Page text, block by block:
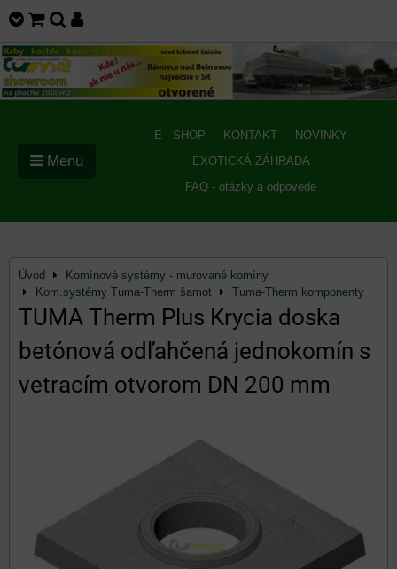
E - SHOP KONTAKT
NOVINKY
EXOTICKÁ ZÁHRADA
FAQ - otázky a odpovede
Menu
Úvod
Komínové systémy - murované komíny
Kom.systémy Tuma-Therm šamot
Tuma-Therm komponenty
TUMA Therm Plus Krycia doska
betónová odľahčená jednokomín s
vetracím otvorom DN 200 mm